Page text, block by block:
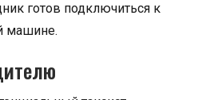
готов подключиться к
машине.